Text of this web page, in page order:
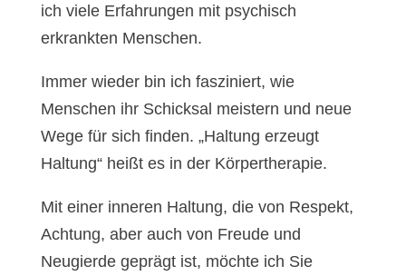
ich viele Erfahrungen mit psychisch
erkrankten Menschen.
Immer wieder bin ich fasziniert, wie
Menschen ihr Schicksal meistern und neue
Wege für sich finden. „Haltung erzeugt
Haltung“ heißt es in der Körpertherapie.
Mit einer inneren Haltung, die von Respekt,
Achtung, aber auch von Freude und
Neugierde geprägt ist, möchte ich Sie